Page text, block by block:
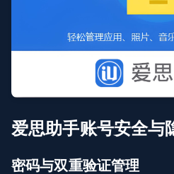
爱思助手账号安全与
密码与双重验证管理